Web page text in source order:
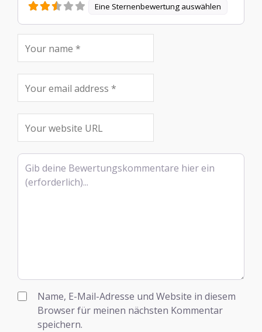
Eine Sternenbewertung auswählen
Rezensionstext
Name, E-Mail-Adresse und Website in diesem
Browser für meinen nächsten Kommentar
speichern.